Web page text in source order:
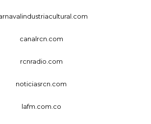
canalrcn.com
rcnradio.com
noticiasrcn.com
lafm.com.co